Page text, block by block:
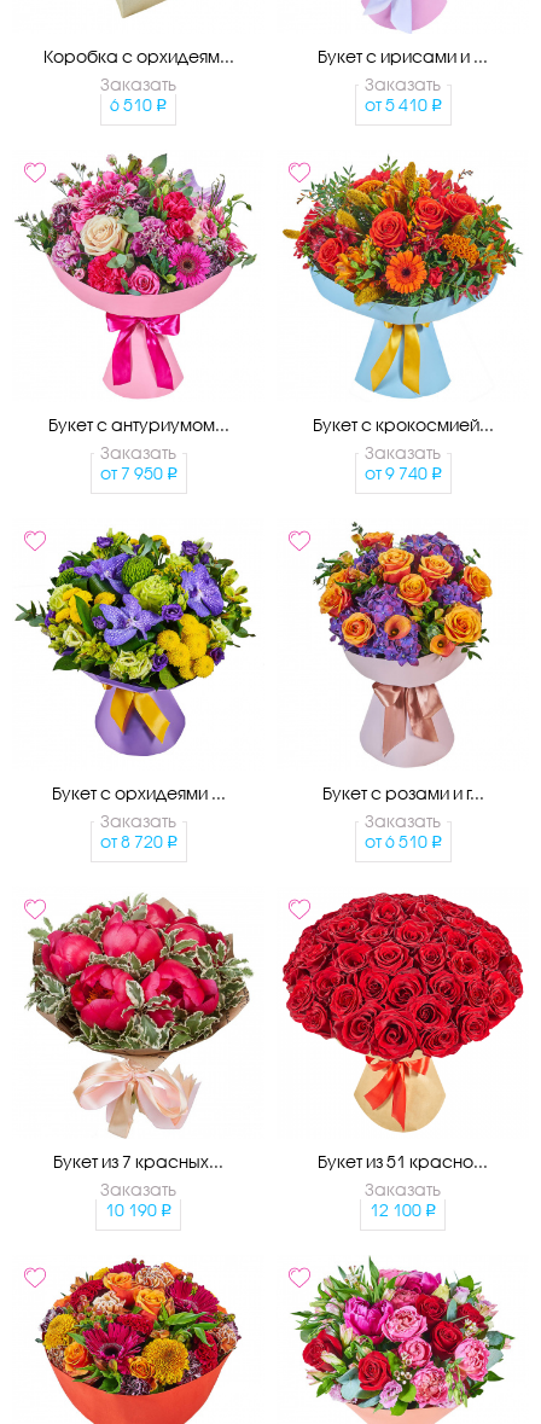
Коробка с орхидеям...
Заказать
6 510
Букет с ирисами и ...
Заказать
от 5 410
Букет с антуриумом...
Заказать
от 7 950
Букет с крокосмией...
Заказать
от 9 740
Букет с орхидеями ...
Заказать
от 8 720
Букет с розами и г...
Заказать
от 6 510
Букет из 7 красных...
Заказать
10 190
Букет из 51 красно...
Заказать
12 100